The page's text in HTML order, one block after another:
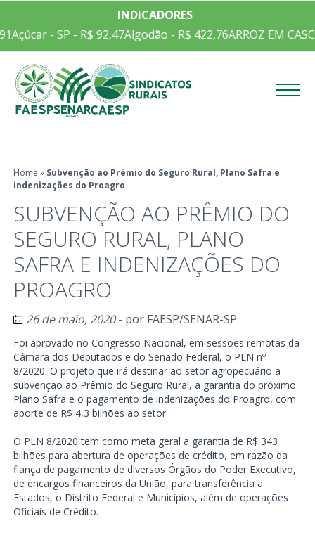
INDICADORES
Açúcar - SP - R$ 92,47Algodão - R$ 422,76ARROZ EM
Home » Subvenção ao Prêmio do Seguro Rural, Plano Safra e
indenizações do Proagro
SUBVENÇÃO AO PRÊMIO DO
SEGURO RURAL, PLANO
SAFRA E INDENIZAÇÕES DO
PROAGRO
26 de maio, 2020- por FAESP/SENAR-SP
Foi aprovado no Congresso Nacional, em sessões remotas da
Câmara dos Deputados e do Senado Federal, o PLN nº
8/2020. O projeto que irá destinar ao setor agropecuário a
subvenção ao Prêmio do Seguro Rural, a garantia do próximo
Plano Safra e o pagamento de indenizações do Proagro, com
aporte de R$ 4,3 bilhões ao setor.
O PLN 8/2020 tem como meta geral a garantia de R$ 343
bilhões para abertura de operações de crédito, em razão da
fiança de pagamento de diversos Órgãos do Poder Executivo,
de encargos financeiros da União, para transferência a
Estados, o Distrito Federal e Municípios, além de operações
Oficiais de Crédito.